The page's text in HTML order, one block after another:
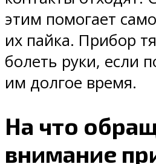
этим помогает
их пайка. Прибор
болеть руки, если
им долгое время.
На что
внимание